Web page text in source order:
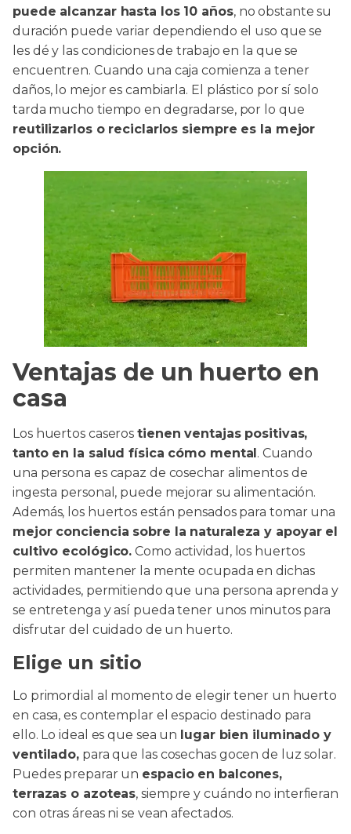
puede alcanzar hasta los 10 años, no obstante su
duración puede variar dependiendo el uso que se
les dé y las condiciones de trabajo en la que se
encuentren. Cuando una caja comienza a tener
daños, lo mejor es cambiarla. El plástico por sí solo
tarda mucho tiempo en degradarse, por lo que
reutilizarlos o reciclarlos siempre es la mejor
opción.
Ventajas de un huerto en
casa
Los huertos caseros tienen ventajas positivas,
tanto en la salud física cómo mental. Cuando
una persona es capaz de cosechar alimentos de
ingesta personal, puede mejorar su alimentación.
Además, los huertos están pensados para tomar una
mejor conciencia sobre la naturaleza y apoyar el
cultivo ecológico. Como actividad, los huertos
permiten mantener la mente ocupada en dichas
actividades, permitiendo que una persona aprenda y
se entretenga y así pueda tener unos minutos para
disfrutar del cuidado de un huerto.
Elige un sitio
Lo primordial al momento de elegir tener un huerto
en casa, es contemplar el espacio destinado para
ello. Lo ideal es que sea un lugar bien iluminado y
ventilado, para que las cosechas gocen de luz solar.
Puedes preparar un espacio en balcones,
terrazas o azoteas, siempre y cuándo no interfieran
con otras áreas ni se vean afectados.